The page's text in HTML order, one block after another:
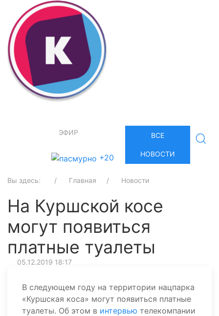
ЭФИР
+20
ВСЕ
НОВОСТИ
Вы здесь: Главная Новости
На Куршской косе
могут появиться
платные туалеты
05.12.2019 18:17
В следующем году на территории нацпарка
«Куршская коса» могут появиться платные
туалеты. Об этом в интервью телекомпании